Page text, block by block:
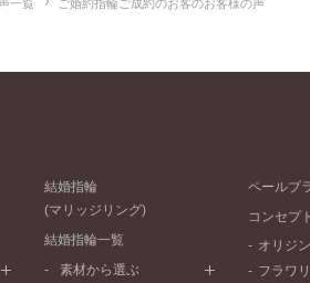
一覧 ご婚約指輪ご成約のお客のお客様の声
結婚指輪
(マリッジリング)
結婚指輪一覧
素材から選ぶ
ペールブ
コンセプ
オリジ
フラワ